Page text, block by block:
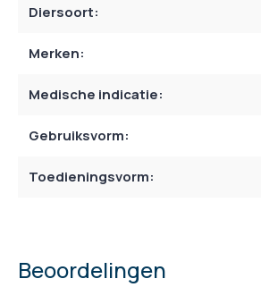
Diersoort:
Merken:
Medische indicatie:
Gebruiksvorm:
Toedieningsvorm:
Beoordelingen